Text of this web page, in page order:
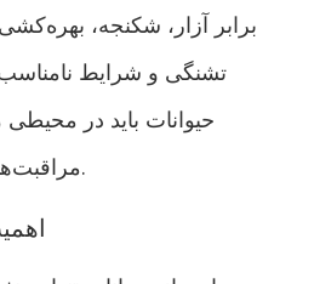
برابر آزار، شکنجه،
تشنگی و شرایط
حیوانات باید در
مراقبت‌های لازم برخوردار باشند.